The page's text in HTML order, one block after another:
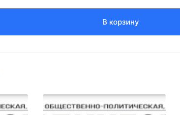
В корзину